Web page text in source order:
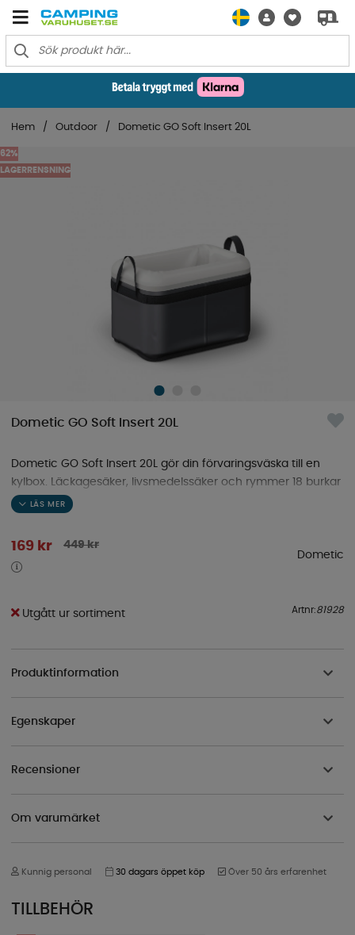
Hem Outdoor Dometic GO Soft Insert 20L
62
LAGERRENSNING
Dometic GO Soft Insert 20L
Dometic GO Soft Insert 20L gör din förvaringsväska till en
kylbox. Läckagesäker, livsmedelssäker och rymmer 18 burkar
med is. 215x350x242 mm
449kr
169 kr
Dometic
Utgått ur sortiment Artnr:81928
Produktinformation
Egenskaper
Recensioner
Om varumärket
Kunnig personal 30 dagars öppet köp Över 50 års erfarenhet
TILLBEHÖR